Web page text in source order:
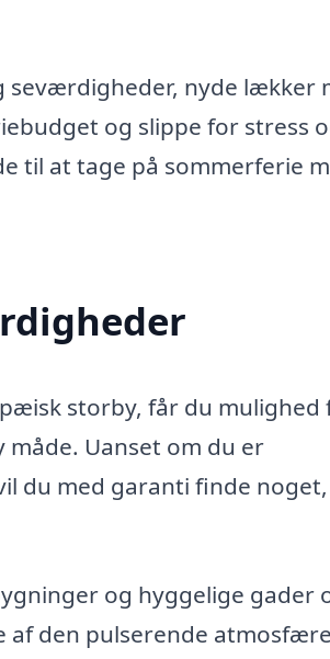
seværdigheder, nyde lækker
og slippe for stress
til at tage på sommerferie
storby, får du mulighed
Uanset om du er
du med garanti finde
og hyggelige gader
af den pulserende